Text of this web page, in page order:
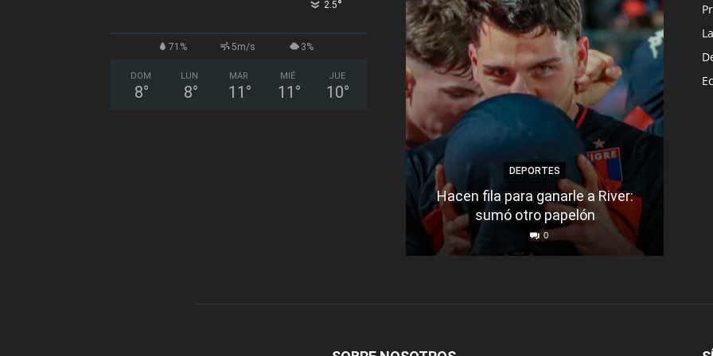
2.5°
71% 5m/s 3%
DOM
8°
LUN
8°
MAR
11 °
MIÉ
11 °
JUE
10°
DEPORTES
Hacen fila para ganarle a River:
sumó otro papelón
0